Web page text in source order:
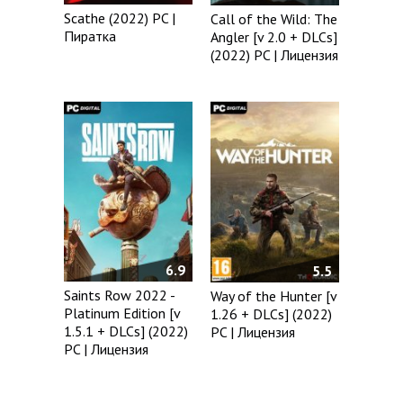
Scathe (2022) PC |
Пиратка
Call of the Wild: The
Angler [v 2.0 + DLCs]
(2022) PC | Лицензия
6.9
Saints Row 2022 -
Platinum Edition [v
1.5.1 + DLCs] (2022)
PC | Лицензия
5.5
Way of the Hunter [v
1.26 + DLCs] (2022)
PC | Лицензия